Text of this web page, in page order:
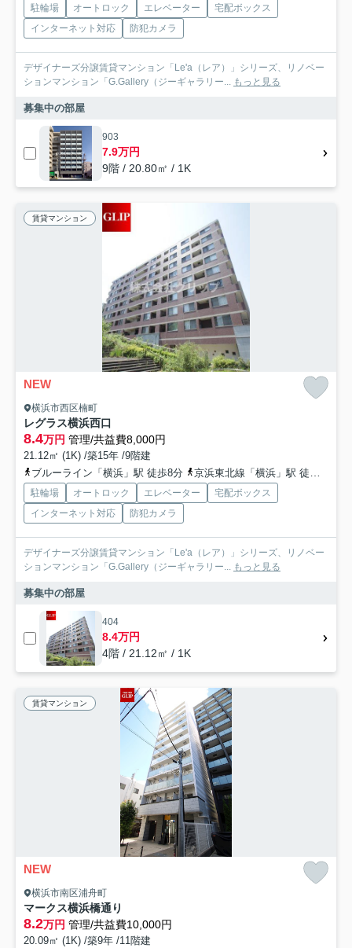
駐輪場 オートロック エレベーター
宅配ボックス
インターネット対応
防犯カメラ
デザイナーズ分譲賃貸マンション「Le'a（レア）」シリーズ、リノベー
ションマンション「G.Gallery（ジーギャラリー... もっと見る
募集中の部屋
903
7.9万円
9階 / 20.80㎡ / 1K
賃貸マンション
NEW
横浜市西区楠町
レグラス横浜西口
8.4万円 管理/共益費8,000円
21.12㎡ (1K) /築15年 /9階建
ブルーライン「横浜」駅 徒歩8分
京浜東北線「横浜」駅 徒歩10分
駐輪場 オートロック エレベーター
宅配ボックス
インターネット対応
防犯カメラ
デザイナーズ分譲賃貸マンション「Le'a（レア）」シリーズ、リノベー
ションマンション「G.Gallery（ジーギャラリー... もっと見る
募集中の部屋
404
8.4万円
4階 / 21.12㎡ / 1K
賃貸マンション
NEW
横浜市南区浦舟町
マークス横浜橋通り
8.2万円 管理/共益費10,000円
20.09㎡ (1K) /築9年 /11階建